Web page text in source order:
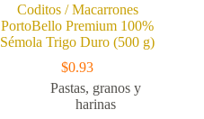
Coditos / Macarrones
PortoBello Premium 100%
Sémola Trigo Duro (500 g)
$0.93
Pastas, granos y
harinas